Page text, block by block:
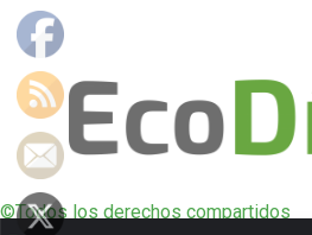
©Todos los derechos compartidos